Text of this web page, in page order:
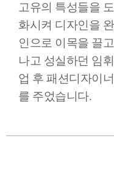
고유의 특성들을
화시켜 디자인을
인으로 이목을 끌
나고 성실하던 임
업 후 패션디자이
를 주었습니다.